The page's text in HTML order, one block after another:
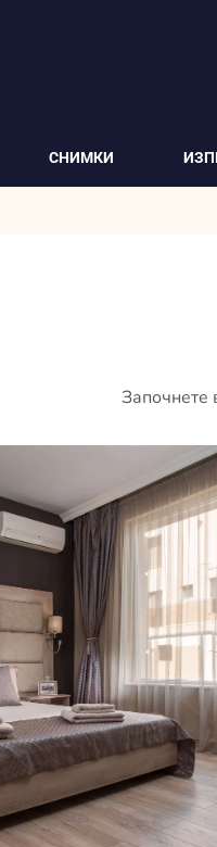
СНИМКИ
Започнете